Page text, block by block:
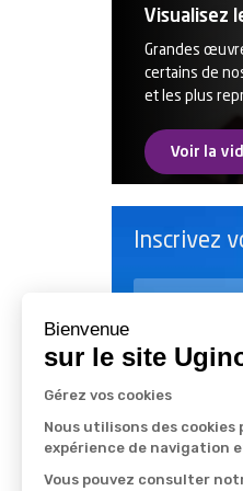
Visualisez
Grandes
certains de
et les plus
Voir la
Inscrivez
Que vous soyez
tenez-vous au
souscrivant à
Bienvenue
sur le site
Gérez vos cookies
Nous utilisons des
expérience de navigation
Vous pouvez consulter